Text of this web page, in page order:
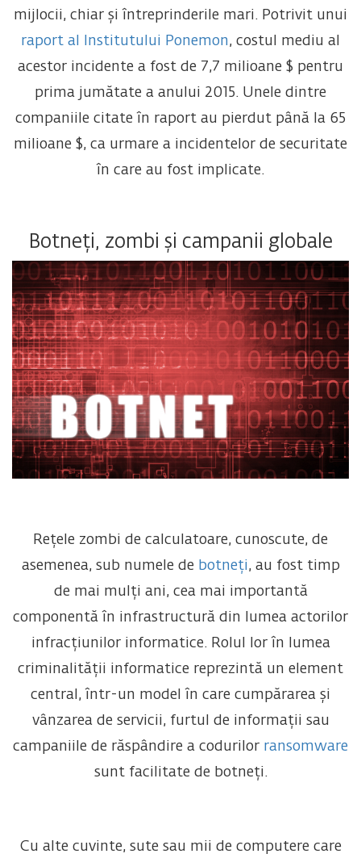
mijlocii, chiar și întreprinderile mari. Potrivit unui
raport al Institutului Ponemon, costul mediu al
acestor incidente a fost de 7,7 milioane $ pentru
prima jumătate a anului 2015. Unele dintre
companiile citate în raport au pierdut până la 65
milioane $, ca urmare a incidentelor de securitate
în care au fost implicate.
Botneți, zombi și campanii globale
Rețele zombi de calculatoare, cunoscute, de
asemenea, sub numele de botneți, au fost timp
de mai mulți ani, cea mai importantă
componentă în infrastructură din lumea actorilor
infracțiunilor informatice. Rolul lor în lumea
criminalității informatice reprezintă un element
central, într-un model în care cumpărarea și
vânzarea de servicii, furtul de informații sau
campaniile de răspândire a codurilor ransomware
sunt facilitate de botneți.
Cu alte cuvinte, sute sau mii de computere care